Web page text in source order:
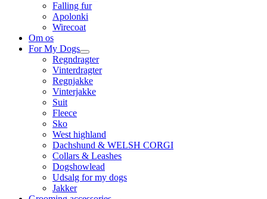
Falling fur
Apolonki
Wirecoat
Om os
For My Dogs
Regndragter
Vinterdragter
Regnjakke
Vinterjakke
Suit
Fleece
Sko
West highland
Dachshund & WELSH CORGI
Collars & Leashes
Dogshowlead
Udsalg for my dogs
Jakker